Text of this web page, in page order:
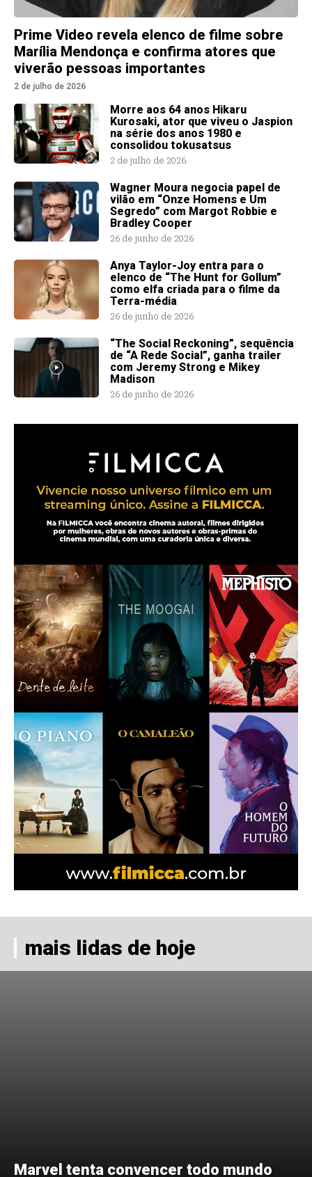
Prime Video revela elenco de filme sobre
Marília Mendonça e confirma atores que
viverão pessoas importantes
2 de julho de 2026
Morre aos 64 anos Hikaru
Kurosaki, ator que viveu o Jaspion
na série dos anos 1980 e
consolidou tokusatsus
2 de julho de 2026
Wagner Moura negocia papel de
vilão em “Onze Homens e Um
Segredo” com Margot Robbie e
Bradley Cooper
26 de junho de 2026
Anya Taylor-Joy entra para o
elenco de “The Hunt for Gollum”
como elfa criada para o filme da
Terra-média
26 de junho de 2026
“The Social Reckoning”, sequência
de “A Rede Social”, ganha trailer
com Jeremy Strong e Mikey
Madison
26 de junho de 2026
mais lidas de hoje
Marvel tenta convencer todo mundo